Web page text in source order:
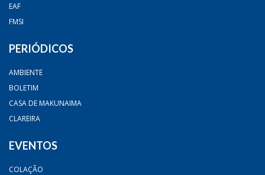
EAF
FMSI
PERIÓDICOS
AMBIENTE
BOLETIM
CASA DE MAKUNAIMA
CLAREIRA
EVENTOS
COLAÇÃO